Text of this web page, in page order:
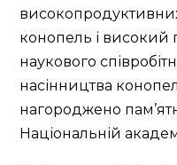
конопель і високий
наукового
насінництва
нагороджено
Національній